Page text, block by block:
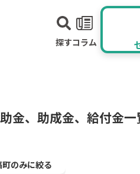
探すコラム
金、助成金、給付金一
のみに絞る